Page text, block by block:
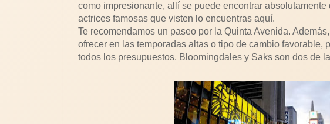
como impresionante, allí se puede encontrar
actrices famosas que visten lo encuentras aquí.
Te recomendamos un paseo por la Quinta Avenida.
ofrecer en las temporadas altas o tipo de cambio favorable,
todos los presupuestos. Bloomingdales y Saks son dos de